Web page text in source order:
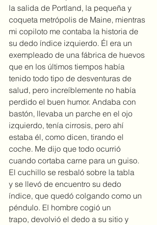
la salida de Portland, la pequeña y
coqueta metrópolis de Maine, mientras
mi copiloto me contaba la historia de
su dedo índice izquierdo. Él era un
exempleado de una fábrica de huevos
que en los últimos tiempos había
tenido todo tipo de desventuras de
salud, pero increíblemente no había
perdido el buen humor. Andaba con
bastón, llevaba un parche en el ojo
izquierdo, tenía cirrosis, pero ahí
estaba él, como dicen, tirando el
coche. Me dijo que todo ocurrió
cuando cortaba carne para un guiso.
El cuchillo se resbaló sobre la tabla
y se llevó de encuentro su dedo
índice, que quedó colgando como un
péndulo. El hombre cogió un
trapo, devolvió el dedo a su sitio y